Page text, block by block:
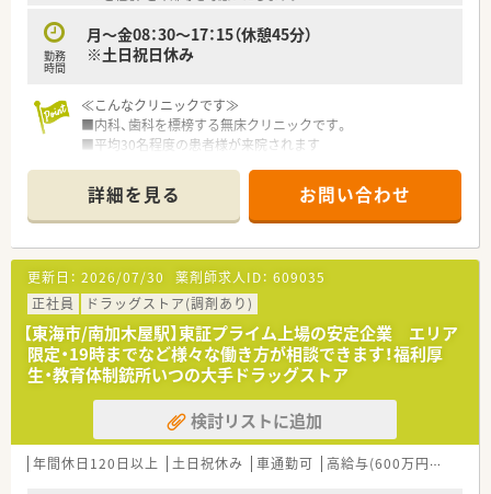
勤務
時間
月～金08：30～17：15（休憩45分）
※土日祝日休み
≪こんなクリニックです≫
■内科、歯科を標榜する無床クリニックです。
■平均30名程度の患者様が来院されます
てご勤務いただけます。
■グループ内の病院の勉強会への参加なども可能です。
≪業務内容≫
■外来患者様の調剤、監査、服薬指導
■医薬品の発注、管理など
≪おすすめポイント≫
■希少な土日祝日休みの正社員求人です
■8時30分～17時15分までの勤務です。夕診もありません。
■病院経験は不問です。調剤薬局の経験があればご応募可能で
す。
■大手医療法人傘下で安定した経営基盤のある病院です。
詳細を見る お問い合わせ
更新日： 2026/07/30 薬剤師求人ID： 609035
正社員
ドラッグストア(調剤あり)
【東海市/南加木屋駅】東証プライム上場の安定企業 エリア
限定・19時までなど様々な働き方が相談できます！福利厚
生・教育体制銃所いつの大手ドラッグストア
検討リストに追加
年間休日120日以上 土日祝休み 車通勤可 高給与(600万円以上)